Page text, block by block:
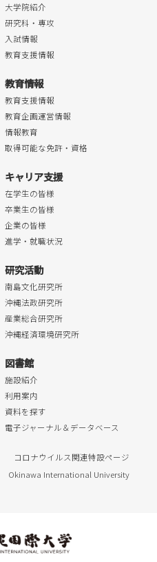
大学院紹介
研究科・専攻
入試情報
教育支援情報
教育情報
教育支援情報
教育企画運営情報
情報教育
取得可能な免許・資格
キャリア支援
在学生の皆様
卒業生の皆様
企業の皆様
進学・就職状況
研究活動
南島文化研究所
沖縄法政研究所
産業総合研究所
沖縄経済環境研究所
図書館
施設紹介
利用案内
資料を探す
電子ジャーナル＆データベース
コロナウイルス関連特設ページ
Okinawa International University